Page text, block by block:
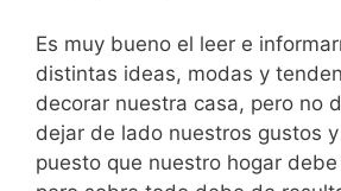
Es muy bueno el leer e
distintas ideas, modas y
decorar nuestra casa, pero no
dejar de lado nuestros gustos
puesto que nuestro hogar